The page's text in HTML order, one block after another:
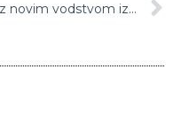
NSi z novim vodstvom izziva Šarca in Janšo